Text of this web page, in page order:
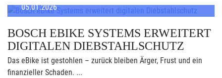
05.01.2026
BOSCH EBIKE SYSTEMS ERWEITERT
DIGITALEN DIEBSTAHLSCHUTZ
Das eBike ist gestohlen – zurück bleiben Ärger, Frust und ein
finanzieller Schaden. ...